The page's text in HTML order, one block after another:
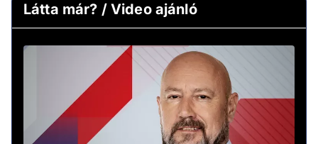
Látta már? / Video ajánló